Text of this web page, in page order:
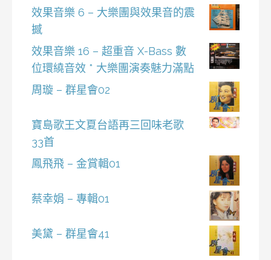
效果音樂 6 – 大樂團與效果音的震
撼
效果音樂 16 – 超重音 X-Bass 數
位環繞音效 * 大樂團演奏魅力滿點
周璇 – 群星會02
寶島歌王文夏台語再三回味老歌
33首
鳳飛飛 – 金賞輯01
蔡幸娟 – 專輯01
美黛 – 群星會41